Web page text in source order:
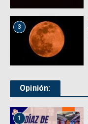
3
Opinión:
1